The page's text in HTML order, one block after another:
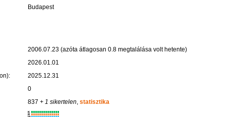
Budapest
2006.07.23 (azóta átlagosan 0.8 megtalálása volt hetente)
2026.01.01
2025.12.31
0
837 + 1 sikertelen, statisztika
K
R